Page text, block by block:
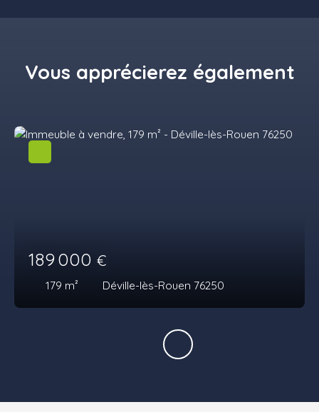
Vous apprécierez également
189 000 €
179 m² Déville-lès-Rouen 76250